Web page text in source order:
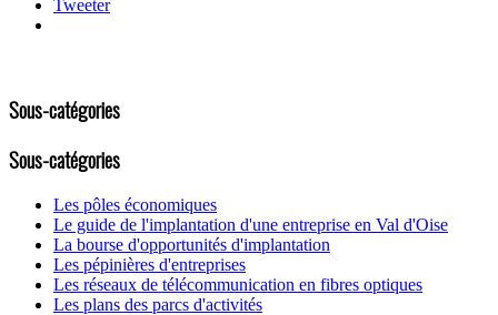
Tweeter
Sous-catégories
Sous-catégories
Les pôles économiques
Le guide de l'implantation d'une entreprise en Val d'Oise
La bourse d'opportunités d'implantation
Les pépinières d'entreprises
Les réseaux de télécommunication en fibres optiques
Les plans des parcs d'activités